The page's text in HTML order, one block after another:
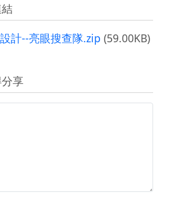
計--亮眼搜查隊.zip (59.00KB)
享